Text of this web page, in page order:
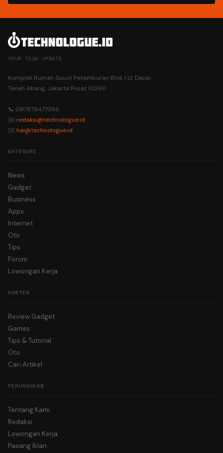
YOUR TECH UPDATE
Komplek Rumah Susun Petamburan Blok 1 Lt. Dasar,
Tanah Abang, Jakarta Pusat 10260
📞 087878477366
✉️ redaksi@technologue.id
✉️ hai@technologue.id
KATEGORI
News
Gadget
Business
Apps
Internet
Oto
Tips
Forum
Lowongan Kerja
KONTEN
Review Gadget
Games
Tips & Tutorial
Oto
Cari Artikel
PERUSAHAAN
Tentang Kami
Redaksi
Lowongan Kerja
Pasang Iklan